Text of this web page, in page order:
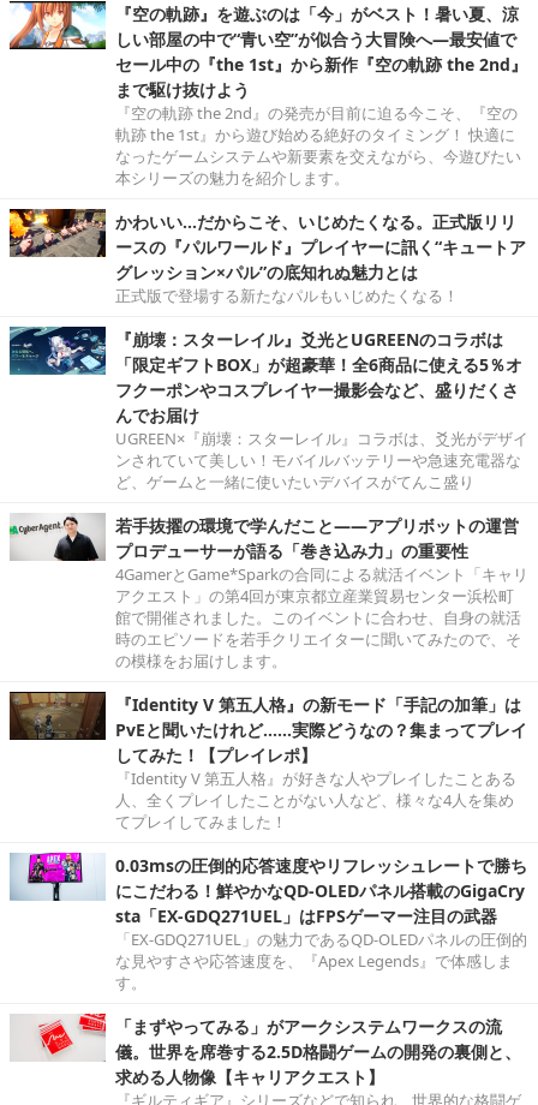
『空の軌跡』を遊ぶのは「今」がベスト！暑い夏、涼
しい部屋の中で“青い空”が似合う大冒険へ―最安値で
セール中の『the 1st』から新作『空の軌跡 the 2nd』
まで駆け抜けよう
『空の軌跡 the 2nd』の発売が目前に迫る今こそ、『空の
軌跡 the 1st』から遊び始める絶好のタイミング！ 快適に
なったゲームシステムや新要素を交えながら、今遊びたい
本シリーズの魅力を紹介します。
かわいい…だからこそ、いじめたくなる。正式版リリ
ースの『パルワールド』プレイヤーに訊く“キュートア
グレッション×パル”の底知れぬ魅力とは
正式版で登場する新たなパルもいじめたくなる！
『崩壊：スターレイル』爻光とUGREENのコラボは
「限定ギフトBOX」が超豪華！全6商品に使える5％オ
フクーポンやコスプレイヤー撮影会など、盛りだくさ
んでお届け
UGREEN×『崩壊：スターレイル』コラボは、爻光がデザイ
ンされていて美しい！モバイルバッテリーや急速充電器な
ど、ゲームと一緒に使いたいデバイスがてんこ盛り
若手抜擢の環境で学んだこと――アプリボットの運営
プロデューサーが語る「巻き込み力」の重要性
4GamerとGame*Sparkの合同による就活イベント「キャリ
アクエスト」の第4回が東京都立産業貿易センター浜松町
館で開催されました。このイベントに合わせ、自身の就活
時のエピソードを若手クリエイターに聞いてみたので、そ
の模様をお届けします。
『Identity V 第五人格』の新モード「手記の加筆」は
PvEと聞いたけれど……実際どうなの？集まってプレイ
してみた！【プレイレポ】
『Identity V 第五人格』が好きな人やプレイしたことある
人、全くプレイしたことがない人など、様々な4人を集め
てプレイしてみました！
0.03msの圧倒的応答速度やリフレッシュレートで勝ち
にこだわる！鮮やかなQD-OLEDパネル搭載のGigaCry
sta「EX-GDQ271UEL」はFPSゲーマー注目の武器
「EX-GDQ271UEL」の魅力であるQD-OLEDパネルの圧倒的
な見やすさや応答速度を、『Apex Legends』で体感しま
す。
「まずやってみる」がアークシステムワークスの流
儀。世界を席巻する2.5D格闘ゲームの開発の裏側と、
求める人物像【キャリアクエスト】
『ギルティギア』シリーズなどで知られ、世界的な格闘ゲ